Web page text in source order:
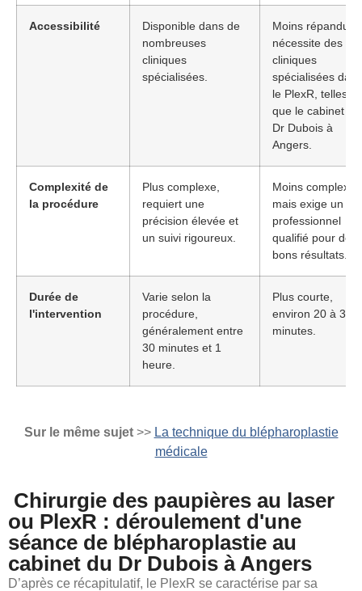
Accessibilité
Disponible dans de
nombreuses
cliniques
spécialisées.
Moins répandu,
nécessite des
cliniques
spécialisées dans
le PlexR, telles
que le cabinet du
Dr Dubois à
Angers.
Complexité de
la procédure
Plus complexe,
requiert une
précision élevée et
un suivi rigoureux.
Moins complexe,
mais exige un
professionnel
qualifié pour de
bons résultats.
Durée de
l'intervention
Varie selon la
procédure,
généralement entre
30 minutes et 1
heure.
Plus courte,
environ 20 à 30
minutes.
Sur le même sujet>> La technique du blépharoplastie
médicale
Chirurgie des paupières au laser
ou PlexR : déroulement d'une
séance de blépharoplastie au
cabinet du Dr Dubois à Angers
D’après ce récapitulatif, le PlexR se caractérise par sa